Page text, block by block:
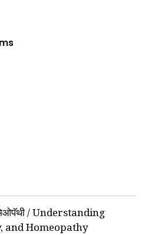
/ Understanding
and Homeopathy